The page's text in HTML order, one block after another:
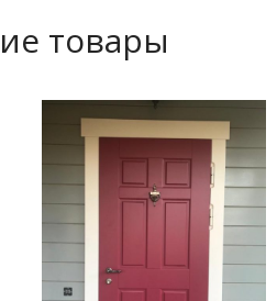
товары